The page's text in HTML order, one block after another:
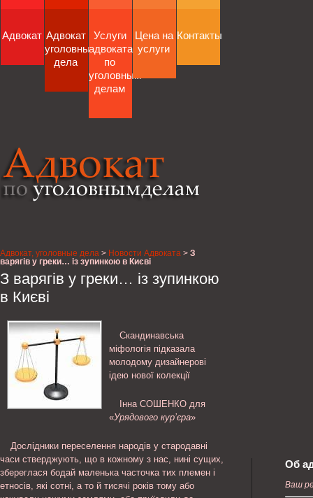
Адвокат Адвокат
уголовные
дела
Услуги
адвоката
по
уголовным
делам
Цена на
услуги
Контакты
Адвокат, уголовные дела > Новости Адвоката > З
варягів у греки… із зупинкою в Києві
З варягів у греки… із зупинкою
в Києві
Скандинавська
міфологія підказала
молодому дизайнерові
ідею нової колекції
Інна СОШЕНКО для
«Урядового кур’єра»
Дослідники переселення народів у стародавні
часи стверджують, що в кожному з нас, нині сущих,
збереглася бодай маленька часточка тих племен і
етносів, які сотні, а то й тисячі років тому або
Об
Ваш